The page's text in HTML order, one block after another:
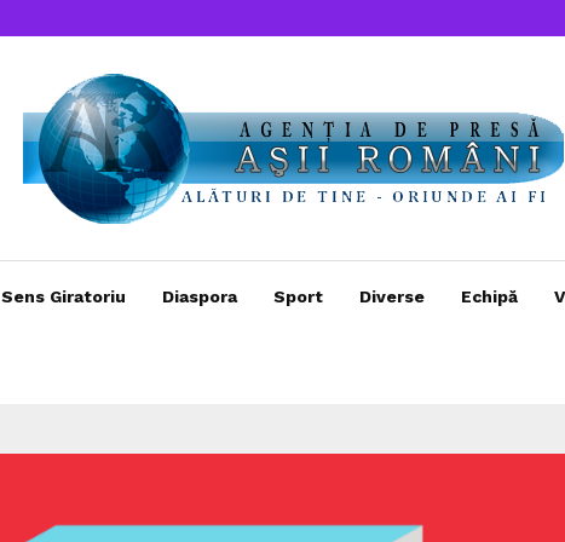
Sens Giratoriu Diaspora Sport Diverse Echipă